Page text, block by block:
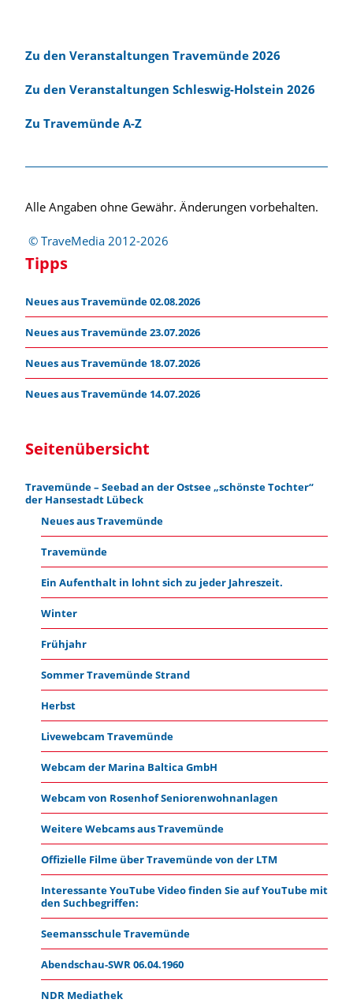
Zu den Veranstaltungen Travemünde 2026
Zu den Veranstaltungen Schleswig-Holstein 2026
Zu Travemünde A-Z
Alle Angaben ohne Gewähr. Änderungen vorbehalten.
© TraveMedia 2012-2026
Tipps
Neues aus Travemünde 02.08.2026
Neues aus Travemünde 23.07.2026
Neues aus Travemünde 18.07.2026
Neues aus Travemünde 14.07.2026
Seitenübersicht
Travemünde – Seebad an der Ostsee „schönste Tochter“
der Hansestadt Lübeck
Neues aus Travemünde
Travemünde
Ein Aufenthalt in lohnt sich zu jeder Jahreszeit.
Winter
Frühjahr
Sommer Travemünde Strand
Herbst
Livewebcam Travemünde
Webcam der Marina Baltica GmbH
Webcam von Rosenhof Seniorenwohnanlagen
Weitere Webcams aus Travemünde
Offizielle Filme über Travemünde von der LTM
Interessante YouTube Video finden Sie auf YouTube mit
den Suchbegriffen:
Seemansschule Travemünde
Abendschau-SWR 06.04.1960
NDR Mediathek